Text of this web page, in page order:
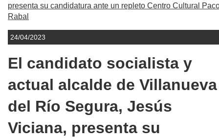
presenta su candidatura ante un repleto Centro Cultural
Rabal
24/04/2023
El candidato socialista y
actual alcalde de Villanueva
del Río Segura, Jesús
Viciana, presenta su